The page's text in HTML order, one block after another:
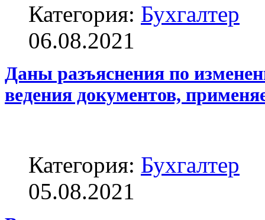
Категория: Бухгалтер
06.08.2021
Даны разъяснения по
ведения документов,
Категория: Бухгалтер
05.08.2021